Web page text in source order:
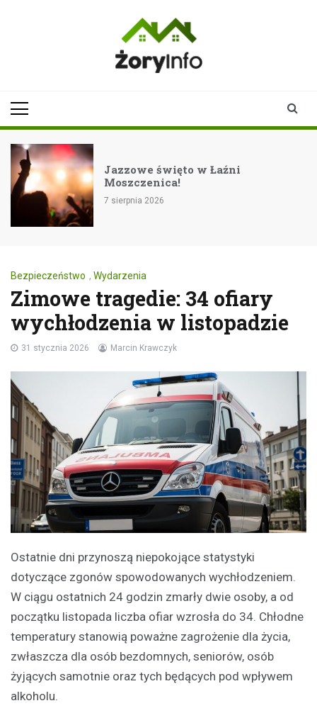
Jazzowe święto w Łaźni
Moszczenica!
7 sierpnia 2026
Bezpieczeństwo , Wydarzenia
Zimowe tragedie: 34 ofiary
wychłodzenia w listopadzie
31 stycznia 2026 Marcin Krawczyk
Ostatnie dni przynoszą niepokojące statystyki
dotyczące zgonów spowodowanych wychłodzeniem.
W ciągu ostatnich 24 godzin zmarły dwie osoby, a od
początku listopada liczba ofiar wzrosła do 34. Chłodne
temperatury stanowią poważne zagrożenie dla życia,
zwłaszcza dla osób bezdomnych, seniorów, osób
żyjących samotnie oraz tych będących pod wpływem
alkoholu.